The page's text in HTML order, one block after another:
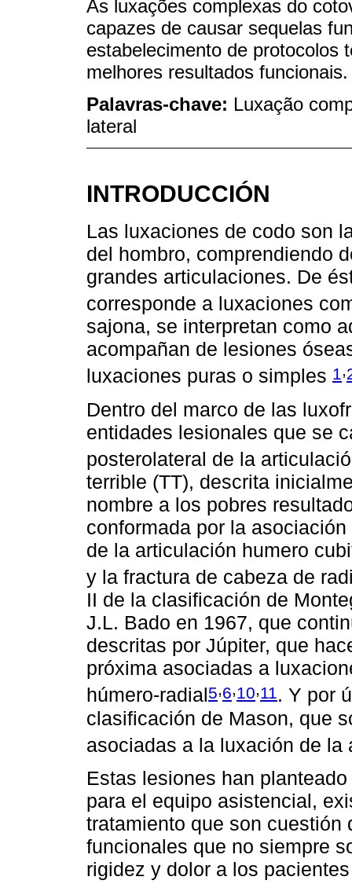
As luxações complexas do
capazes de causar sequelas
estabelecimento de protocolos
melhores resultados funcionais.
Palavras-chave: Luxação
lateral
INTRODUCCIÓN
Las luxaciones de codo son
del hombro, comprendiendo
grandes articulaciones. De
corresponde a luxaciones
sajona, se interpretan como
acompañan de lesiones
luxaciones puras o simples 1 ,
Dentro del marco de las
entidades lesionales que se
posterolateral de la
terrible (TT), descrita
nombre a los pobres
conformada por la
de la articulación humero
y la fractura de cabeza de
II de la clasificación de
J.L. Bado en 1967, que
descritas por Júpiter, que
próxima asociadas a
húmero-radial5,6,10,11 . Y por
clasificación de Mason, que
asociadas a la luxación de
Estas lesiones han
para el equipo asistencial,
tratamiento que son cuestión
funcionales que no siempre
rigidez y dolor a los